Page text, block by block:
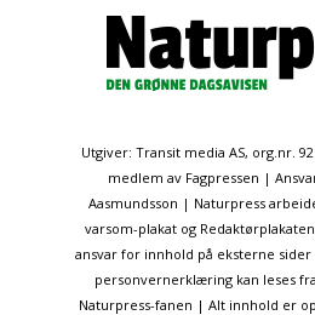
Utgiver: Transit media AS, org.nr.
medlem av Fagpressen |
Aasmundsson | Naturpress
varsom-plakat og
ansvar for innhold på eksterne
personvernerklæring kan leses
Naturpress-fanen | Alt innhold er